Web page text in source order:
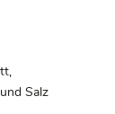
Salz